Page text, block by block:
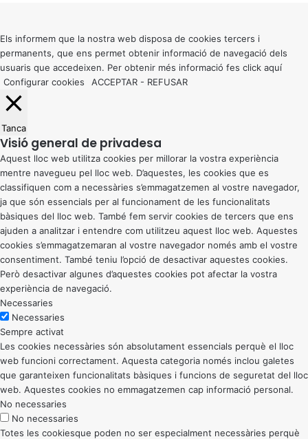
button
Els informem que la nostra web disposa de cookies tercers i
permanents, que ens permet obtenir informació de navegació dels
usuaris que accedeixen. Per obtenir més informació fes click aquí
Configurar cookies
ACCEPTAR - REFUSAR
Tanca
Visió general de privadesa
Aquest lloc web utilitza cookies per millorar la vostra experiència
mentre navegueu pel lloc web. D’aquestes, les cookies que es
classifiquen com a necessàries s’emmagatzemen al vostre navegador,
ja que són essencials per al funcionament de les funcionalitats
bàsiques del lloc web. També fem servir cookies de tercers que ens
ajuden a analitzar i entendre com utilitzeu aquest lloc web. Aquestes
cookies s’emmagatzemaran al vostre navegador només amb el vostre
consentiment. També teniu l’opció de desactivar aquestes cookies.
Però desactivar algunes d’aquestes cookies pot afectar la vostra
experiència de navegació.
Necessaries
Necessaries
Sempre activat
Les cookies necessàries són absolutament essencials perquè el lloc
web funcioni correctament. Aquesta categoria només inclou galetes
que garanteixen funcionalitats bàsiques i funcions de seguretat del lloc
web. Aquestes cookies no emmagatzemen cap informació personal.
No necessaries
No necessaries
Totes les cookiesque poden no ser especialment necessàries perquè